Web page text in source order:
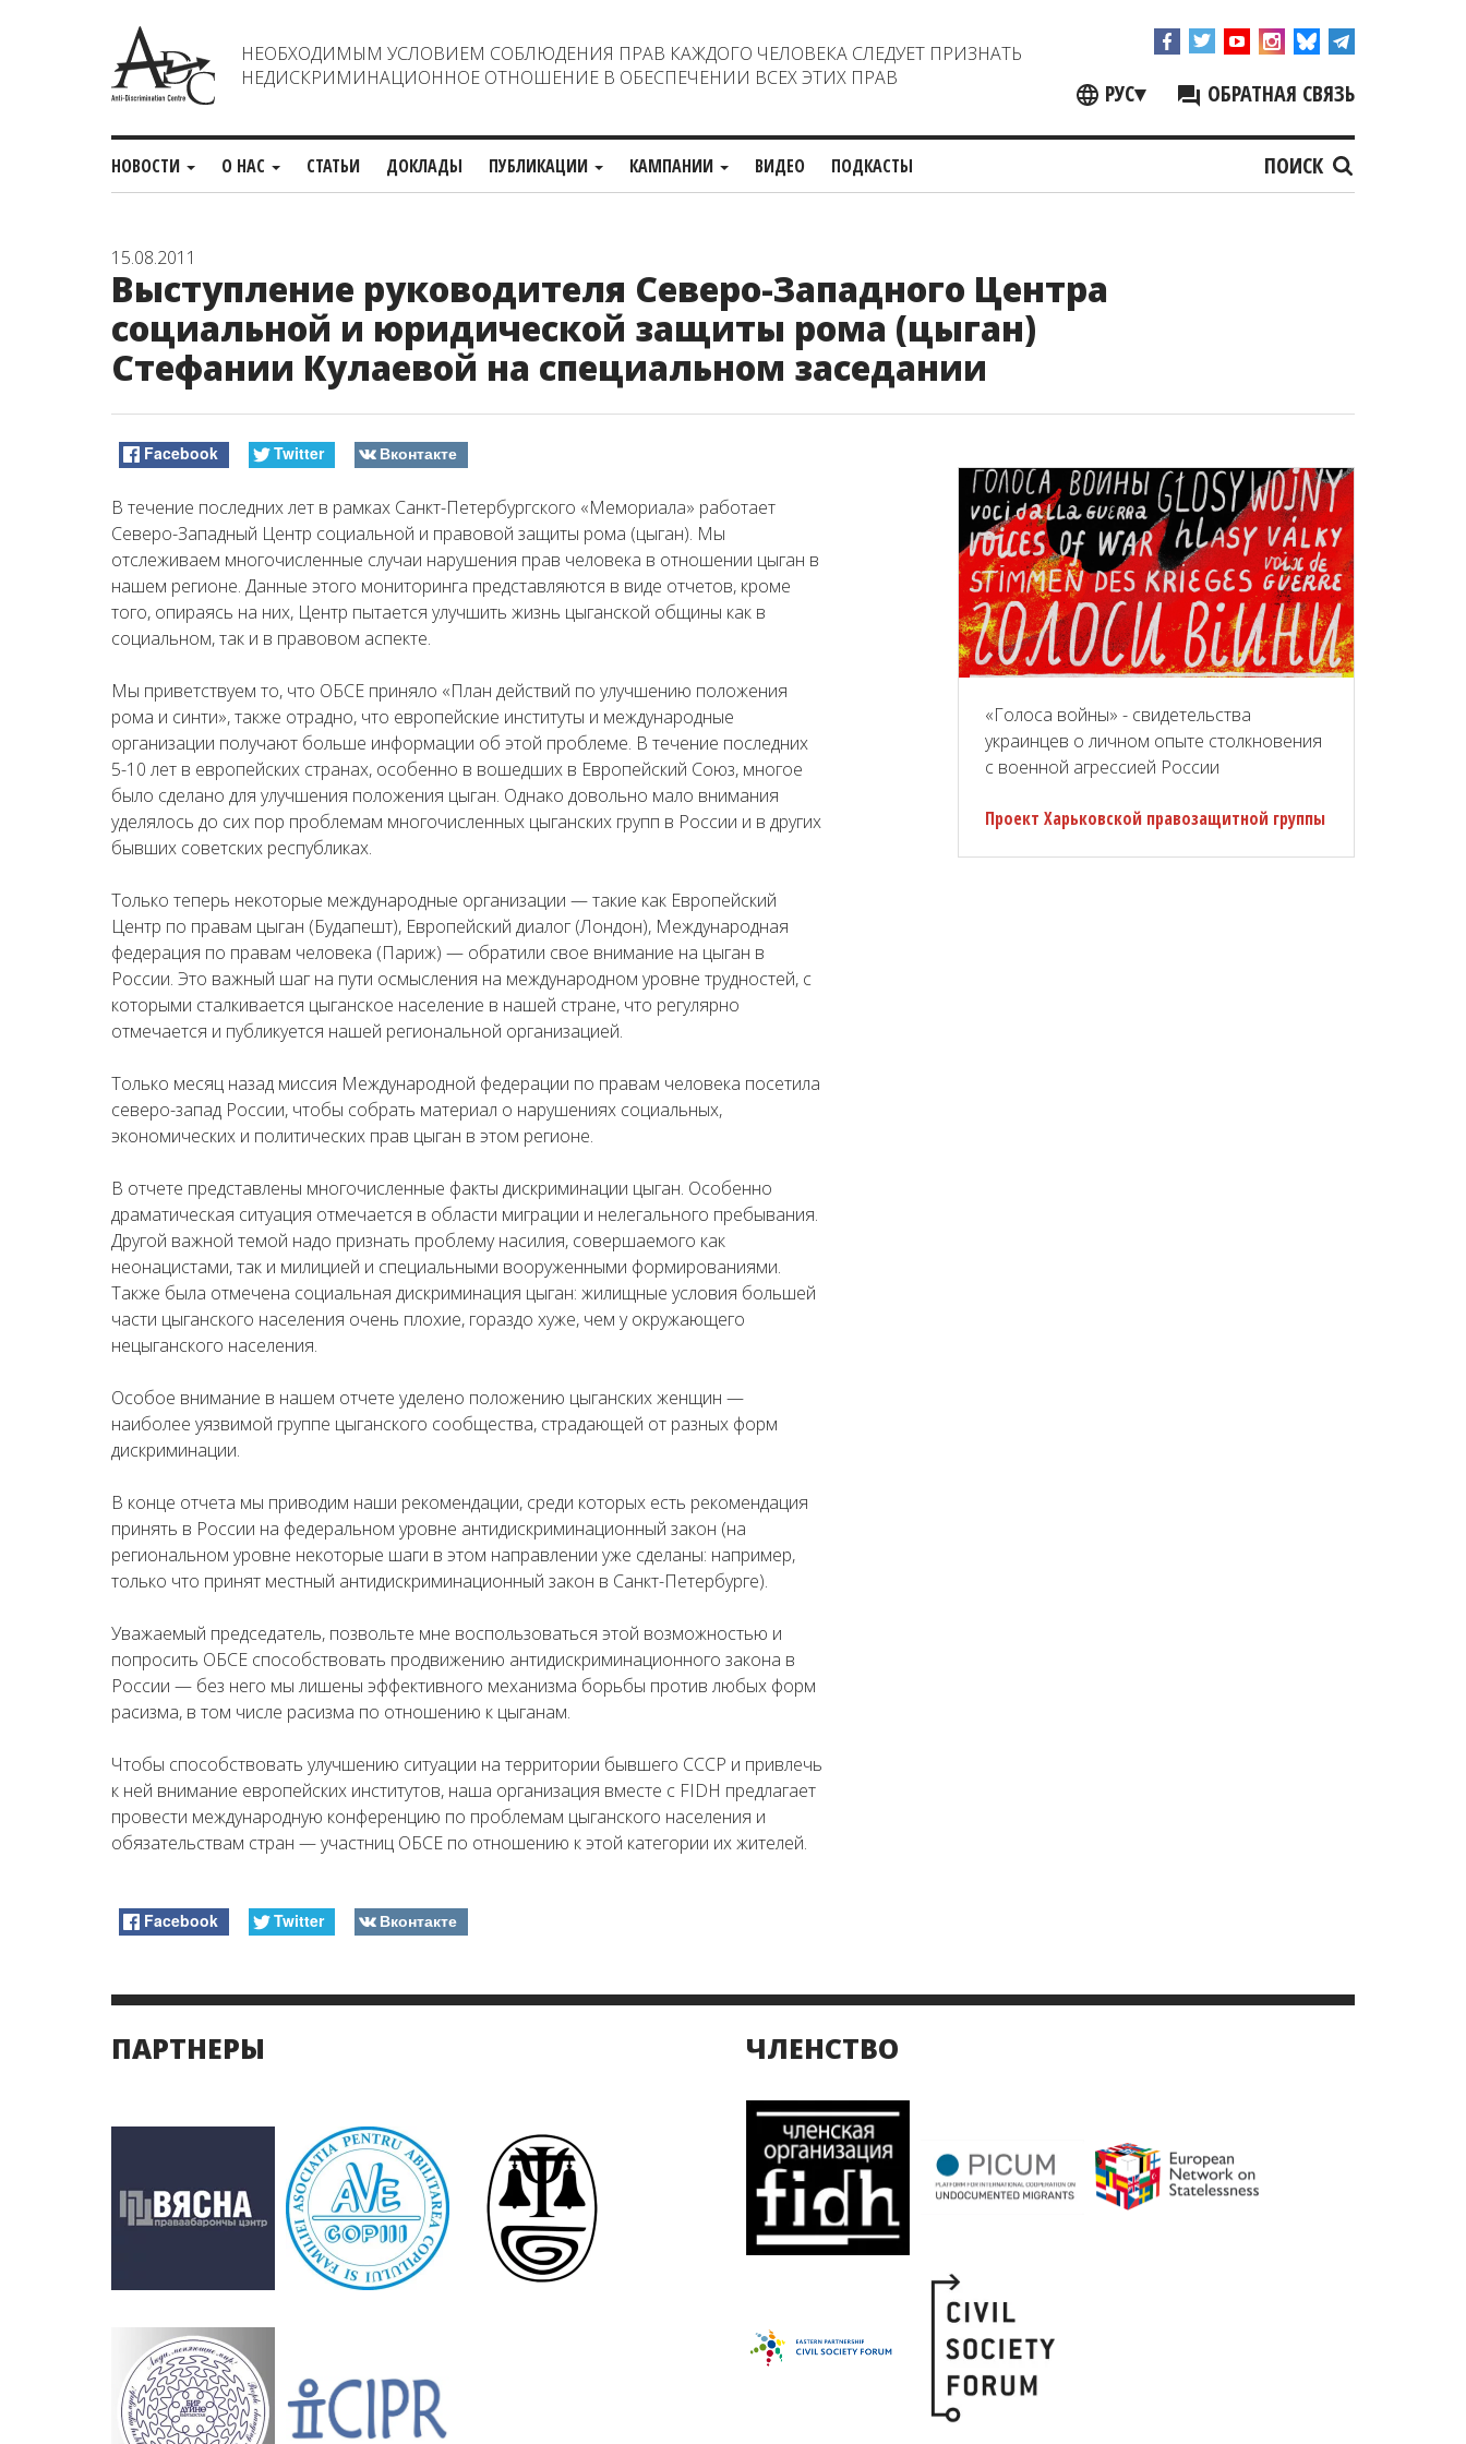
НЕОБХОДИМЫМ УСЛОВИЕМ СОБЛЮДЕНИЯ ПРАВ КАЖДОГО ЧЕЛОВЕКА СЛЕДУЕТ ПРИЗНАТЬ
НЕДИСКРИМИНАЦИОННОЕ ОТНОШЕНИЕ В ОБЕСПЕЧЕНИИ ВСЕХ ЭТИХ ПРАВ
РУС▾ ОБРАТНАЯ СВЯЗЬ
НОВОСТИ О НАС СТАТЬИ ДОКЛАДЫ ПУБЛИКАЦИИ КАМПАНИИ ВИДЕО ПОДКАСТЫ ПОИСК
15.08.2011
Выступление руководителя Северо-Западного Центра
социальной и юридической защиты рома (цыган)
Стефании Кулаевой на специальном заседании
Facebook Twitter Вконтакте
В течение последних лет в рамках Санкт-Петербургского «Мемориала» работает
Северо-Западный Центр социальной и правовой защиты рома (цыган). Мы
отслеживаем многочисленные случаи нарушения прав человека в отношении цыган в
нашем регионе. Данные этого мониторинга представляются в виде отчетов, кроме
того, опираясь на них, Центр пытается улучшить жизнь цыганской общины как в
социальном, так и в правовом аспекте.
Мы приветствуем то, что ОБСЕ приняло «План действий по улучшению положения
рома и синти», также отрадно, что европейские институты и международные
организации получают больше информации об этой проблеме. В течение последних
5-10 лет в европейских странах, особенно в вошедших в Европейский Союз, многое
было сделано для улучшения положения цыган. Однако довольно мало внимания
уделялось до сих пор проблемам многочисленных цыганских групп в России и в других
бывших советских республиках.
Только теперь некоторые международные организации — такие как Европейский
Центр по правам цыган (Будапешт), Европейский диалог (Лондон), Международная
федерация по правам человека (Париж) — обратили свое внимание на цыган в
России. Это важный шаг на пути осмысления на международном уровне трудностей, с
которыми сталкивается цыганское население в нашей стране, что регулярно
отмечается и публикуется нашей региональной организацией.
Только месяц назад миссия Международной федерации по правам человека посетила
северо-запад России, чтобы собрать материал о нарушениях социальных,
экономических и политических прав цыган в этом регионе.
В отчете представлены многочисленные факты дискриминации цыган. Особенно
драматическая ситуация отмечается в области миграции и нелегального пребывания.
Другой важной темой надо признать проблему насилия, совершаемого как
неонацистами, так и милицией и специальными вооруженными формированиями.
Также была отмечена социальная дискриминация цыган: жилищные условия большей
части цыганского населения очень плохие, гораздо хуже, чем у окружающего
нецыганского населения.
Особое внимание в нашем отчете уделено положению цыганских женщин —
наиболее уязвимой группе цыганского сообщества, страдающей от разных форм
дискриминации.
В конце отчета мы приводим наши рекомендации, среди которых есть рекомендация
принять в России на федеральном уровне антидискриминационный закон (на
региональном уровне некоторые шаги в этом направлении уже сделаны: например,
только что принят местный антидискриминационный закон в Санкт-Петербурге).
Уважаемый председатель, позвольте мне воспользоваться этой возможностью и
попросить ОБСЕ способствовать продвижению антидискриминационного закона в
России — без него мы лишены эффективного механизма борьбы против любых форм
расизма, в том числе расизма по отношению к цыганам.
Чтобы способствовать улучшению ситуации на территории бывшего СССР и привлечь
к ней внимание европейских институтов, наша организация вместе с FIDH предлагает
провести международную конференцию по проблемам цыганского населения и
обязательствам стран — участниц ОБСЕ по отношению к этой категории их жителей.
Facebook Twitter Вконтакте
«Голоса войны» - свидетельства
украинцев о личном опыте столкновения
с военной агрессией России
Проект Харьковской правозащитной группы
ПАРТНЕРЫ ЧЛЕНСТВО